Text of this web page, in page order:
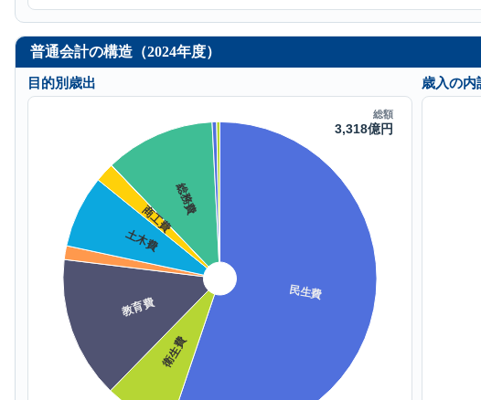
普通会計の構造（2024年度）
目的別歳出
歳入の内